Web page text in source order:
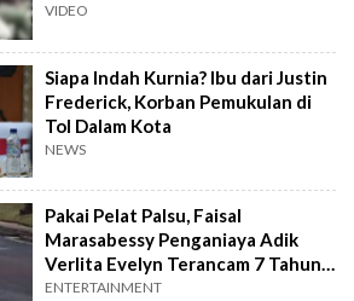
VIDEO
Siapa Indah Kurnia? Ibu dari Justin
Frederick, Korban Pemukulan di
Tol Dalam Kota
NEWS
Pakai Pelat Palsu, Faisal
Marasabessy Penganiaya Adik
Verlita Evelyn Terancam 7 Tahun
Penjara
ENTERTAINMENT